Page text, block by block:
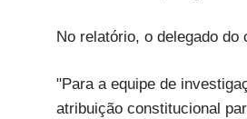
No relatório, o delegado
"Para a equipe de
atribuição constitucional